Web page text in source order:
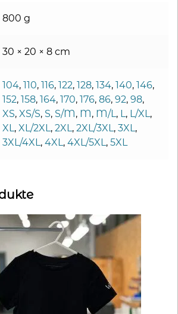
800 g
30 × 20 × 8 cm
104, 110, 116, 122, 128, 134, 140, 146,
152, 158, 164, 170, 176, 86, 92, 98,
XS, XS/S, S, S/M, M, M/L, L, L/XL,
XL, XL/2XL, 2XL, 2XL/3XL, 3XL,
3XL/4XL, 4XL, 4XL/5XL, 5XL